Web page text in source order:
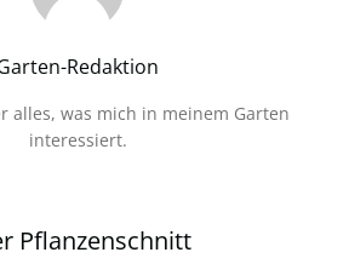
Redaktion
alles, was mich in meinem Garten
interessiert.
Pflanzenschnitt